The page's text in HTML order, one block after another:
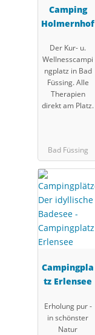
Camping
Holmernhof
Der Kur- u.
Wellnesscampi
ngplatz in Bad
Füssing. Alle
Therapien
direkt am Platz.
Bad Füssing
Campingpla
tz Erlensee
Erholung pur -
in schönster
Natur